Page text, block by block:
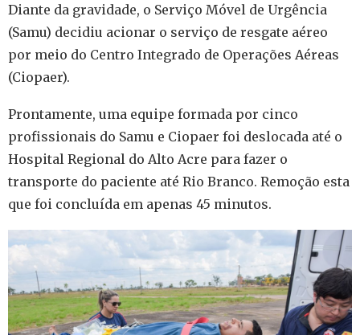
Diante da gravidade, o Serviço Móvel de Urgência
(Samu) decidiu acionar o serviço de resgate aéreo
por meio do Centro Integrado de Operações Aéreas
(Ciopaer).
Prontamente, uma equipe formada por cinco
profissionais do Samu e Ciopaer foi deslocada até o
Hospital Regional do Alto Acre para fazer o
transporte do paciente até Rio Branco. Remoção esta
que foi concluída em apenas 45 minutos.